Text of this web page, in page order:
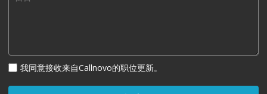
我同意接收来自Callnovo的职位更新。